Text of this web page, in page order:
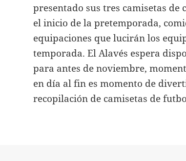
presentado sus tres camisetas
el inicio de la pretemporada,
equipaciones que lucirán los
temporada. El Alavés espera
para antes de noviembre,
en día al fin es momento de
recopilación de camisetas de